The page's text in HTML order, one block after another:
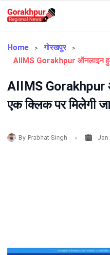
Regional
Home
गोरखपुर
AIIMS Gorakhpur
एक क्लिक पर मिलेगी
By Prabhat Singh Jan